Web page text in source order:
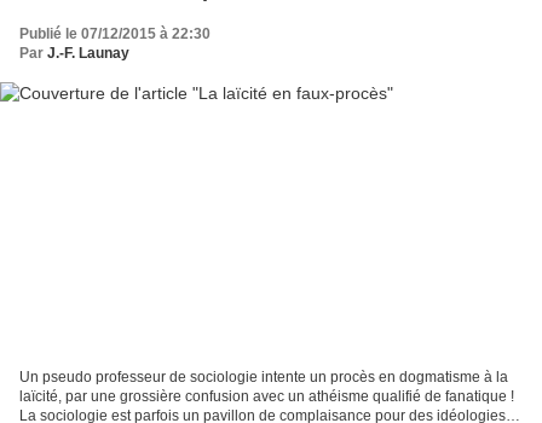
Publié le 07/12/2015 à 22:30
Par J.-F. Launay
Un pseudo professeur de sociologie intente un procès en dogmatisme à la
laïcité, par une grossière confusion avec un athéisme qualifié de fanatique !
La sociologie est parfois un pavillon de complaisance pour des idéologies